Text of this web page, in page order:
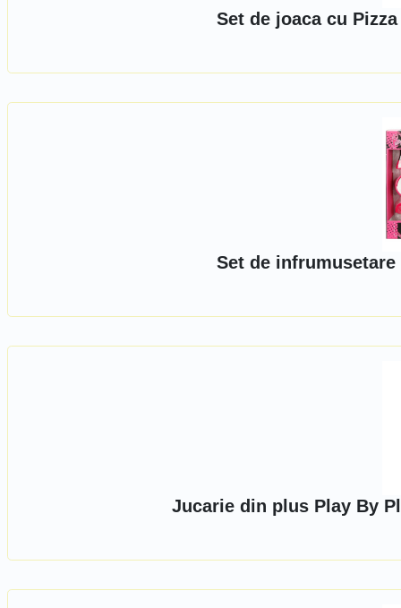
Set de joaca cu
Set de
Jucarie din plus Play By